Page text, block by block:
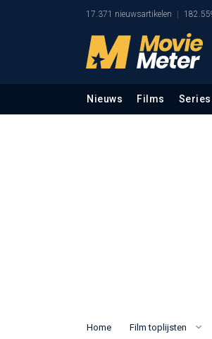
17.371 nieuwsartikelen
Nieuws Films Series
Home Film toplijsten